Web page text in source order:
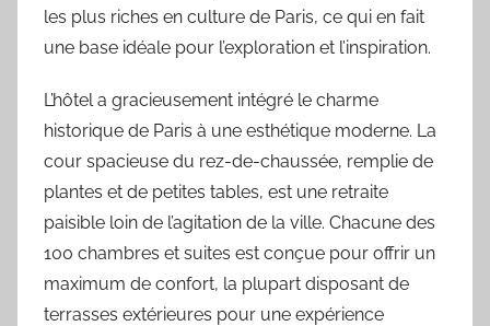
les plus riches en culture de Paris, ce qui en fait
une base idéale pour l’exploration et l’inspiration.
L’hôtel a gracieusement intégré le charme
historique de Paris à une esthétique moderne. La
cour spacieuse du rez-de-chaussée, remplie de
plantes et de petites tables, est une retraite
paisible loin de l’agitation de la ville. Chacune des
100 chambres et suites est conçue pour offrir un
maximum de confort, la plupart disposant de
terrasses extérieures pour une expérience